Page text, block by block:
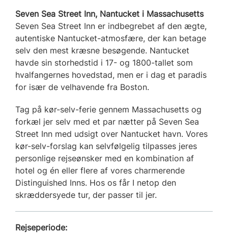
Seven Sea Street Inn, Nantucket i Massachusetts
Seven Sea Street Inn er indbegrebet af den ægte,
autentiske Nantucket-atmosfære, der kan betage
selv den mest kræsne besøgende. Nantucket
havde sin storhedstid i 17- og 1800-tallet som
hvalfangernes hovedstad, men er i dag et paradis
for især de velhavende fra Boston.
Tag på kør-selv-ferie gennem Massachusetts og
forkæl jer selv med et par nætter på Seven Sea
Street Inn med udsigt over Nantucket havn. Vores
kør-selv-forslag kan selvfølgelig tilpasses jeres
personlige rejseønsker med en kombination af
hotel og én eller flere af vores charmerende
Distinguished Inns. Hos os får I netop den
skræddersyede tur, der passer til jer.
Rejseperiode: